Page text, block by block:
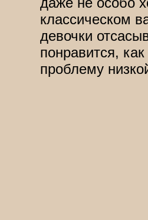
классическом
девочки
понравится,
проблему